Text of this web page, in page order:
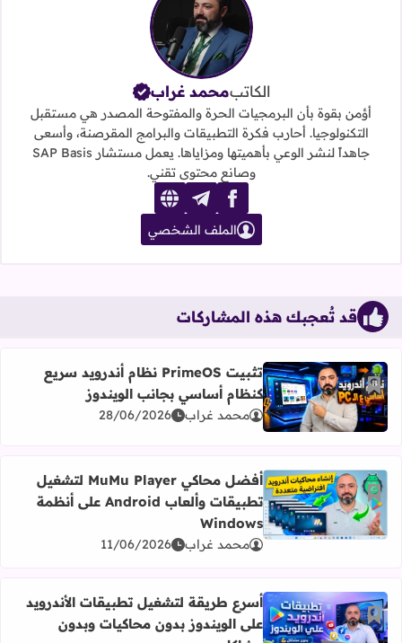
الكاتبمحمد غراب
أؤمن بقوة بأن البرمجيات الحرة والمفتوحة المصدر هي مستقبل
التكنولوجيا. أحارب فكرة التطبيقات والبرامج المقرصنة، وأسعى
جاهداً لنشر الوعي بأهميتها ومزاياها. يعمل مستشار SAP Basis
وصانع محتوى تقني.
facebook
telegram
website
الملف الشخصي
قد تُعجبك هذه المشاركات
أضف إلى العلامات المرجعية
اقرأ المزيد عن تثبيت PrimeOS نظام أندرويد سريع كنظام أساسي بجانب الويندوز
تثبيت PrimeOS نظام أندرويد سريع
كنظام أساسي بجانب الويندوز
محمد غراب 28/06/2026
أضف إلى العلامات المرجعية
اقرأ المزيد عن أفضل محاكي MuMu Player لتشغيل تطبيقات وألعاب Android على أنظمة Windows
أفضل محاكي MuMu Player لتشغيل
تطبيقات وألعاب Android على أنظمة
Windows
محمد غراب 11/06/2026
أضف إلى العلامات المرجعية
اقرأ المزيد عن أسرع طريقة لتشغيل تطبيقات الأندرويد
أسرع طريقة لتشغيل تطبيقات الأندرويد
على الويندوز بدون محاكيات وبدون